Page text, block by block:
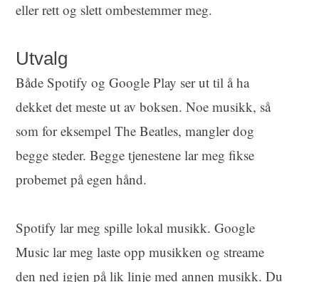
eller rett og slett ombestemmer meg.
Utvalg
Både Spotify og Google Play ser ut til å ha
dekket det meste ut av boksen. Noe musikk, så
som for eksempel The Beatles, mangler dog
begge steder. Begge tjenestene lar meg fikse
probemet på egen hånd.
Spotify lar meg spille lokal musikk. Google
Music lar meg laste opp musikken og streame
den ned igjen på lik linje med annen musikk. Du